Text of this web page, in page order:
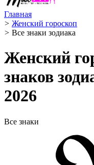
Главная
> Женский гороскоп
> Все знаки зодиака
Женский
знаков
2026
Все знаки